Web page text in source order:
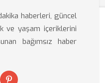
haberleri, güncel
ve yaşam içeriklerini
bağımsız haber